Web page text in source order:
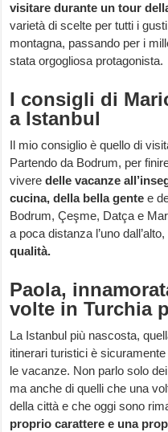
visitare durante un tour
varietà di scelte per tutti i
montagna, passando per i
stata orgogliosa protagonista.
I consigli di
a Istanbul
Il mio consiglio è quello di
Partendo da Bodrum, per
viveredelle vacanze
cucina, della bella gentee
Bodrum, Çeşme, Datça e
a poca distanza l’uno
qualità.
Paola,
volte in Turchia
La Istanbul più nascosta,
itinerari turistici è
le vacanze. Non parlo solo
ma anche di quelli che una
della città e che oggi sono
proprio carattere e una